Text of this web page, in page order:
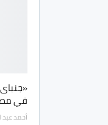
في
أحمد عبد